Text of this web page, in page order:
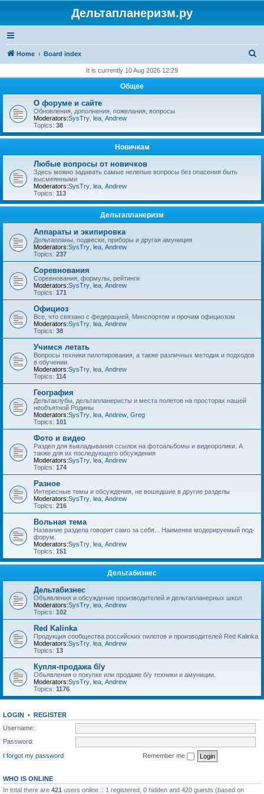
Дельтапланеризм.ру
Home Board index
r
It is currently 10 Aug 2026 12:29
Общее
О форуме и сайте
Обновления, дополнения, пожелания, вопросы
Moderators:SysTry lea Andrew
Topics: 38
Новичкам
Любые вопросы от новичков
Здесь можно задавать самые нелепые вопросы без опасения быть
высмеянными
Moderators:SysTry lea Andrew
Topics: 113
Дельтапланеризм
Аппараты и экипировка
Дельтапланы, подвески, приборы и другая амуниция
Moderators:SysTry lea Andrew
Topics: 237
Соревнования
Соревнования, формулы, рейтинги
Moderators:SysTry lea Andrew
Topics: 171
Официоз
Все, что связано с федерацией, Минспортом и прочим официозом
Moderators:SysTry lea Andrew
Topics: 38
Учимся летать
Вопросы техники пилотирования, а также различных методик и подходов
в обучении
Moderators:SysTry lea Andrew
Topics: 114
География
Дельтаклубы, дельтапланеристы и места полетов на просторах нашей
необъятной Родины
Moderators:SysTry lea Andrew Greg
Topics: 101
Фото и видео
Раздел для выкладывания ссылок на фотоальбомы и видеоролики. А
также для их последующего обсуждения
Moderators:SysTry lea Andrew
Topics: 174
Разное
Интересные темы и обсуждения, не вошедшие в другие разделы
Moderators:SysTry lea Andrew
Topics: 216
Вольная тема
Название раздела говорит само за себя... Наименее модерируемый под-
форум.
Moderators:SysTry lea Andrew
Topics: 151
Дельтабизнес
Дельтабизнес
Объявления и обсуждение производителей и дельтапланерных школ
Moderators:SysTry lea Andrew
Topics: 102
Red Kalinka
Продукция сообщества российских пилотов и производителей Red Kalinka
Moderators:SysTry lea Andrew
Topics: 13
Купля-продажа б/у
Объявления о покупке или продаже б/у техники и амуниции.
Moderators:SysTry lea Andrew
Topics: 1176
LOGIN • REGISTER
Username:
Password:
I forgot my password
Remember me
WHO IS ONLINE
In total there are 421 users online :: 1 registered, 0 hidden and 420 guests (based on